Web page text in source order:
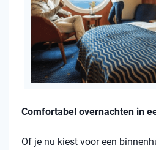
Comfortabel overnachten in
Of je nu kiest voor een